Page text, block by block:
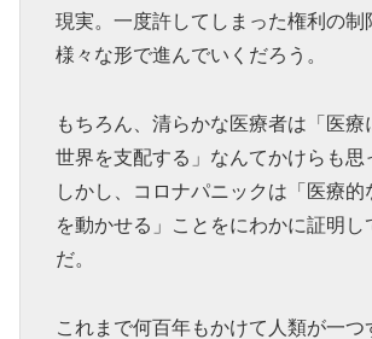
現実。一度許してしまった権利の制
様々な形で進んでいくだろう。
もちろん、清らかな医療者は「医療
世界を支配する」なんてかけらも思
しかし、コロナパニックは「医療的
を動かせる」ことをにわかに証明し
だ。
これまで何百年もかけて人類が一つ